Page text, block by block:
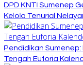
DPD KNTI Sumenep
Kelola Tenurial
Pendidikan Sumenep:
Tengah Euforia